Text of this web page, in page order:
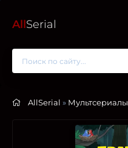
AllSerial
AllSerial » Мультсериалы